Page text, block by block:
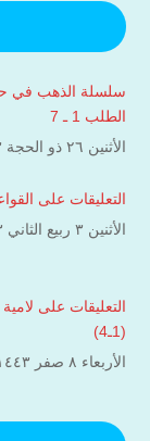
سلسلة الذهب في
الطلب 1 ـ 7
الأثنين ۲٦ ذو الحجة ۱٤٤۳هـ ۲۵-۷-۲۰۲۲م
التعليقات على القواعد
الأثنين ۳ ربيع الثاني ۱٤٤۳هـ ۸-۱۱-۲۰۲۱م
التعليقات على
(1ـ4)
الأربعاء ۸ صفر ۱٤٤۳هـ ۱۵-۹-۲۰۲۱م